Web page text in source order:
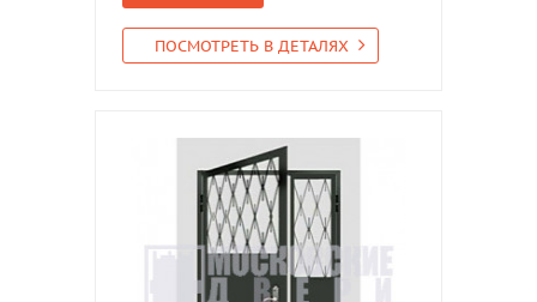
ПОСМОТРЕТЬ В ДЕТАЛЯХ